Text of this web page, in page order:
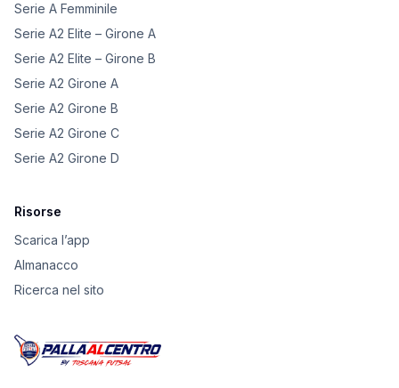
Serie A Femminile
Serie A2 Elite – Girone A
Serie A2 Elite – Girone B
Serie A2 Girone A
Serie A2 Girone B
Serie A2 Girone C
Serie A2 Girone D
Risorse
Scarica l’app
Almanacco
Ricerca nel sito